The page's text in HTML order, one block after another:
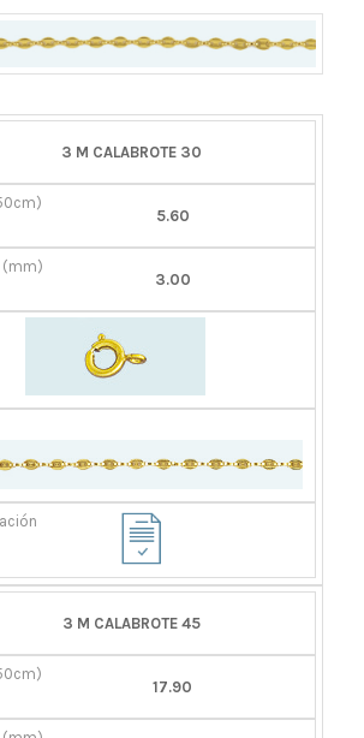
PESO
(APROX
DIÁMETRO/ANCHO
3 M CALABROTE 30
5.60
3.00
3 M CALABROTE 45
17.90